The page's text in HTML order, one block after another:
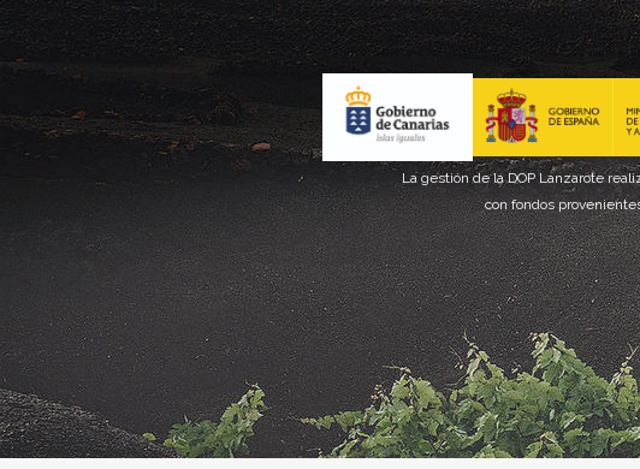
La gestión de la DOP Lanzarote
con fondos